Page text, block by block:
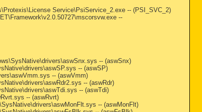
Service\PsiService_2.exe -- (PSI_SVC_2)
--
-- (aswSnx)
-- (aswSP)
-- (aswVmm)
-- (aswRdr)
-- (aswTdi)
-- (aswRvrt)
-- (aswMonFlt)